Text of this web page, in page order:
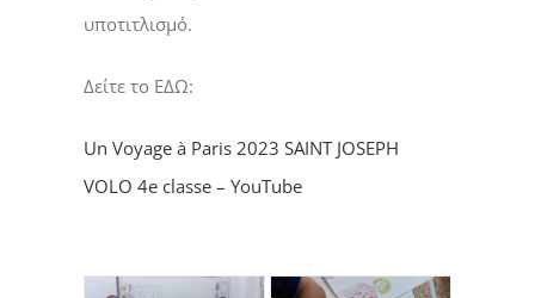
υποτιτλισμό.
Δείτε το ΕΔΩ:
Un Voyage à Paris 2023 SAINT JOSEPH
VOLO 4e classe – YouTube